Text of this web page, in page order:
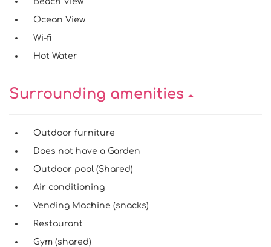
Ocean View
Wi-fi
Hot Water
Surrounding amenities
Outdoor furniture
Does not have a Garden
Outdoor pool (Shared)
Air conditioning
Vending Machine (snacks)
Restaurant
Gym (shared)